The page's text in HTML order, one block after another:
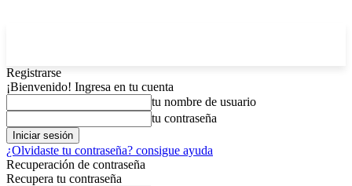
Registrarse
¡Bienvenido! Ingresa en tu cuenta
tu nombre de usuario
tu contraseña
¿Olvidaste tu contraseña? consigue ayuda
Recuperación de contraseña
Recupera tu contraseña